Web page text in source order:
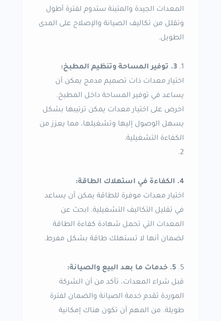
المعدات الجيدة والمتينة ستدوم لفترة أطول
وتقلل من تكاليف الصيانة والإصلاح على المدى
الطويل.
3. توفير المساحة وتنظيم المطبخ:
اختيار معدات ذات تصميم مدمج يمكن أن
يساعد في توفير المساحة داخل المطبخ.
احرص على اختيار معدات يمكن ترتيبها بشكل
يسهل الوصول إليها وتشغيلها، مما يعزز من
الكفاءة التشغيلية.
4. الكفاءة في استهلاك الطاقة:
اختيار معدات موفرة للطاقة يمكن أن يساعد
في تقليل التكاليف التشغيلية. ابحث عن
المعدات التي تحمل شهادة كفاءة الطاقة
لضمان أنها لا تستهلك طاقة بشكل مفرط.
5. خدمات ما بعد البيع والصيانة:
قبل شراء المعدات، تأكد من أن الشركة
الموردة تقدم خدمة الصيانة والضمان لفترة
طويلة. من المهم أن تكون هناك إمكانية